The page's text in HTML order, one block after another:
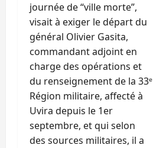
journée de “ville morte”,
visait à exiger le départ du
général Olivier Gasita,
commandant adjoint en
charge des opérations et
du renseignement de la 33ᵉ
Région militaire, affecté à
Uvira depuis le 1er
septembre, et qui selon
des sources militaires, il a